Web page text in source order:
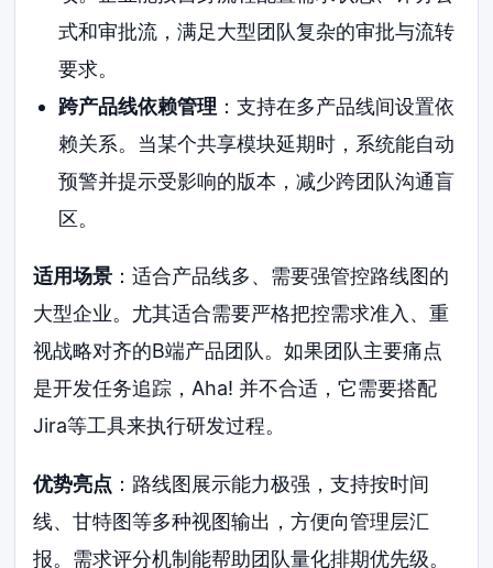
式和审批流，满足大型团队复杂的审批与流转
要求。
跨产品线依赖管理 ：支持在多产品线间设置依
赖关系。当某个共享模块延期时，系统能自动
预警并提示受影响的版本，减少跨团队沟通盲
区。
适用场景 ：适合产品线多、需要强管控路线图的
大型企业。尤其适合需要严格把控需求准入、重
视战略对齐的B端产品团队。如果团队主要痛点
是开发任务追踪，Aha! 并不合适，它需要搭配
Jira等工具来执行研发过程。
优势亮点 ：路线图展示能力极强，支持按时间
线、甘特图等多种视图输出，方便向管理层汇
报。需求评分机制能帮助团队量化排期优先级。